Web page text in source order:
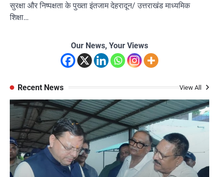
सुरक्षा और निष्पक्षता के पुख्ता इंतजाम देहरादून/ उत्तराखंड माध्यमिक
शिक्षा…
Our News, Your Views
Recent News View All